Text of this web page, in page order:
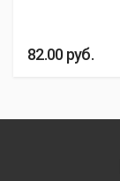
82.00руб.